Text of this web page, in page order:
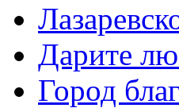
Дарите
Город